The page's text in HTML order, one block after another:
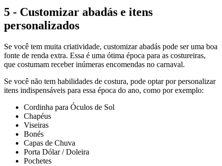
5 - Customizar abadás e itens
personalizados
Se você tem muita criatividade, customizar abadás pode ser uma boa
fonte de renda extra. Essa é uma ótima época para as costureiras,
que costumam receber inúmeras encomendas no carnaval.
Se você não tem habilidades de costura, pode optar por personalizar
itens indispensáveis para essa época do ano, como por exemplo:
Cordinha para Óculos de Sol
Chapéus
Viseiras
Bonés
Capas de Chuva
Porta Dólar / Doleira
Pochetes